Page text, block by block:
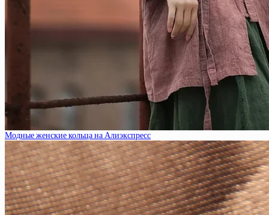
Модные женские кольца на Алиэкспресс